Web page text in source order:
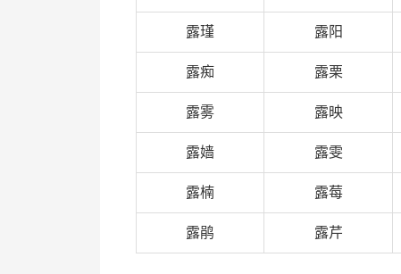
露瑾 露阳
露痴 露栗
露雾 露映
露嫱 露雯
露楠 露莓
露鹃 露芹